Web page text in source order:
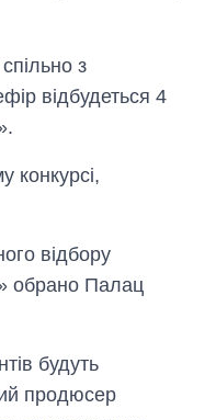
з
відбудеться 4
конкурсі,
відбору
обрано Палац
будуть
продюсер
Як за 10 років
змінилася кількість